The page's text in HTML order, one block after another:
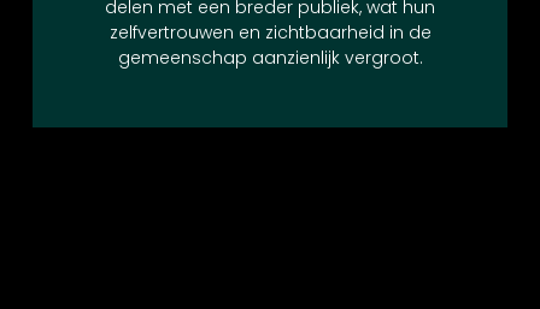
delen met een breder publiek, wat hun
zelfvertrouwen en zichtbaarheid in de
gemeenschap aanzienlijk vergroot.